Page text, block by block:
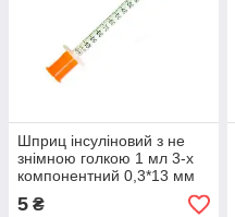
Шприц інсуліновий з не
знімною голкою 1 мл 3-х
компонентний 0,3*13 мм
G30 G29
5 ₴